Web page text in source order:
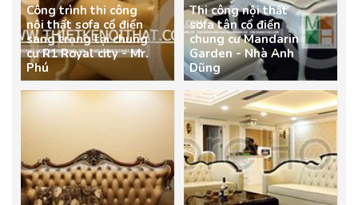
Công trình thi công
nội thất sofa cổ điển
sang trọng tại chung
cư R1 Royal city - Mr.
Phú
Thi công nội thất
sofa tân cổ điển
chung cư Mandarin
Garden - Nhà Anh
Dũng